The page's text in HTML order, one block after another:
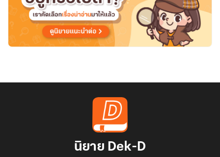
นิยาย Dek-D